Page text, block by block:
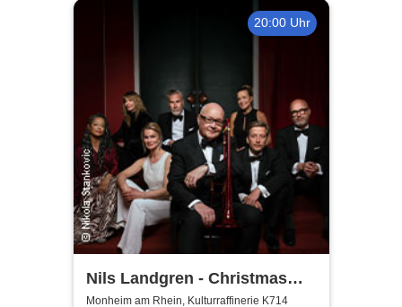
20:00 Uhr
Nils Landgren - Christmas
With My Friends
Monheim am Rhein, Kulturraffinerie K714